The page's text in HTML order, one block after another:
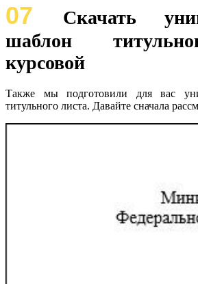
07
Скачать
шаблон
курсовой
Также мы подготовили для вас
титульного листа. Давайте сначала